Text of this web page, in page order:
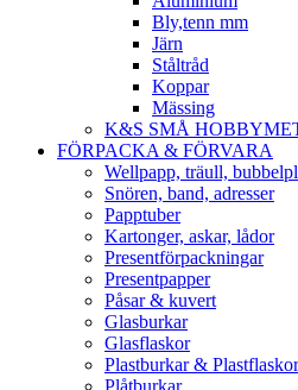
Bly,tenn mm
Järn
Ståltråd
Koppar
Mässing
K&S SMÅ
FÖRPACKA & FÖRVARA
Wellpapp, träull,
Snören, band, adresser
Papptuber
Kartonger, askar, lådor
Presentförpackningar
Presentpapper
Påsar & kuvert
Glasburkar
Glasflaskor
Plastburkar & Plastflaskor
Plåtburkar